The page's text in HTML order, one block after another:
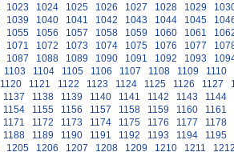
1023 1024 1025 1026 1027 1028 1029
1039 1040 1041 1042 1043 1044 1045
1055 1056 1057 1058 1059 1060 1061
1071 1072 1073 1074 1075 1076 1077
1087 1088 1089 1090 1091 1092 1093
1103 1104 1105 1106 1107 1108 1109
1110
1120 1121 1122 1123 1124 1125 1126 1127
1137 1138 1139 1140 1141 1142 1143
1144
1154 1155 1156 1157 1158 1159 1160
1161
1171 1172 1173 1174 1175 1176 1177
1178
1188 1189 1190 1191 1192 1193 1194
1195
1205 1206 1207 1208 1209 1210 1211